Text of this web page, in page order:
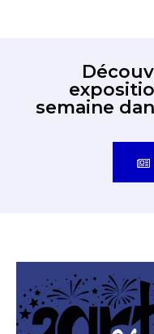
semaine